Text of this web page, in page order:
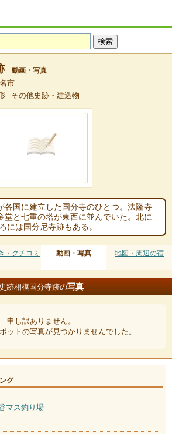
動画・写真
市
- その他史跡・建造物
各国に建立した国分寺のひとつ。法隆寺
堂と七重の塔が東西に並んでいた。北に
には国分尼寺跡もある。
・クチコミ 動画・写真 地図・周辺の宿
史跡相模国分寺跡の写真
申し訳ありません。
ットの写真が見つかりませんでした。
グ
マス釣り場